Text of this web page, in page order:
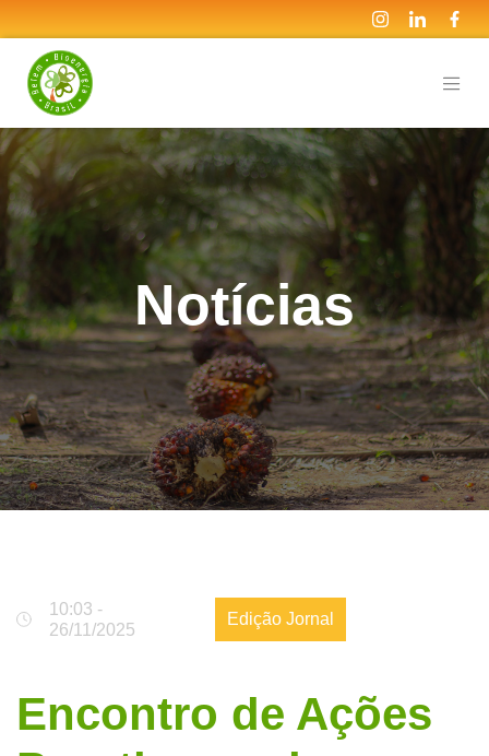
Notícias
10:03 -
26/11/2025
Edição Jornal
Encontro de Ações